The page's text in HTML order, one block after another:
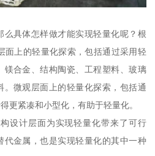
么具体怎样做才能实现轻量化呢？根
面上的轻量化探索，包括通过采用轻
镁合金、结构陶瓷、工程塑料、玻璃
微观层面上的轻量化探索，包括通
更紧凑和小型化，有助于轻量化。
设计层面为实现轻量化带来了可行
代金属，也是实现轻量化的其中一种